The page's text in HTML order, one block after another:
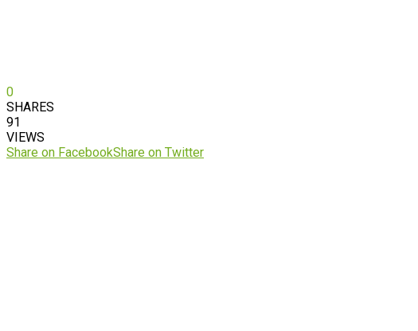
0
SHARES
91
VIEWS
Share on FacebookShare on Twitter